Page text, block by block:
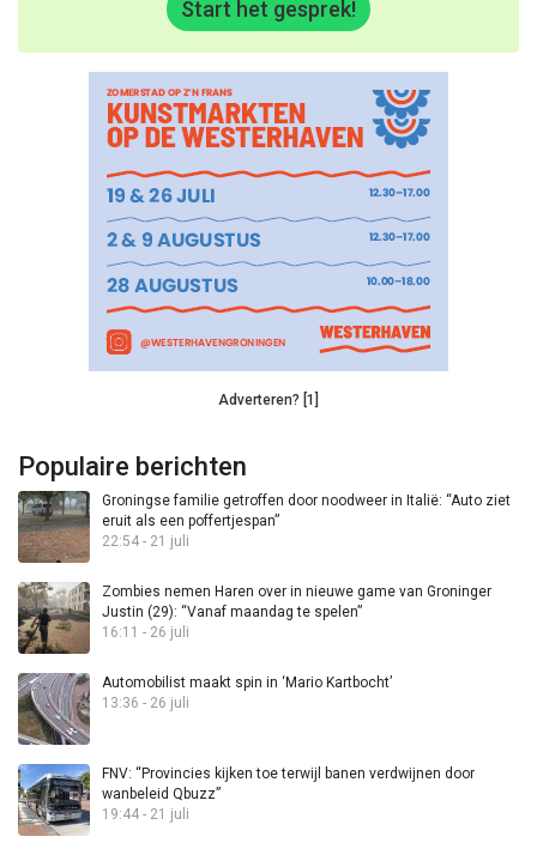
Start het gesprek!
Adverteren? [1]
Populaire berichten
Groningse familie getroffen door noodweer in Italië: “Auto ziet
eruit als een poffertjespan”
22:54 - 21 juli
Zombies nemen Haren over in nieuwe game van Groninger
Justin (29): “Vanaf maandag te spelen”
16:11 - 26 juli
Automobilist maakt spin in ‘Mario Kartbocht’
13:36 - 26 juli
FNV: “Provincies kijken toe terwijl banen verdwijnen door
wanbeleid Qbuzz”
19:44 - 21 juli